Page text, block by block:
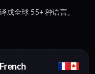
成全球 55+ 种语言。
French